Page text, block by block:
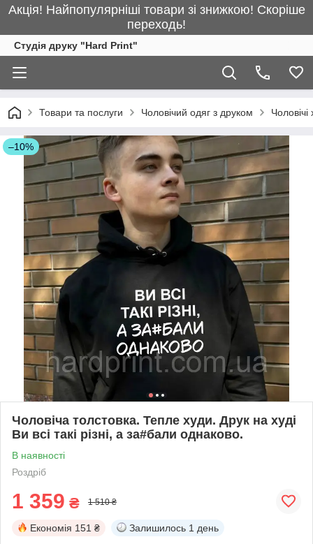
Акція! Найпопулярніші товари зі знижкою! Скоріше
переходь!
Студія друку "Hard Print"
Товари та послуги Чоловічий одяг з друком Чоловічі
–10%
Чоловіча толстовка. Тепле худи. Друк на худі
Ви всі такі різні, а за#бали однаково.
В наявності
Роздріб
1 359 ₴ 1 510 ₴
Економія 151 ₴ Залишилось 1 день